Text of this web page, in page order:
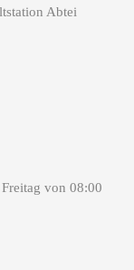
Abtei
von 08:00